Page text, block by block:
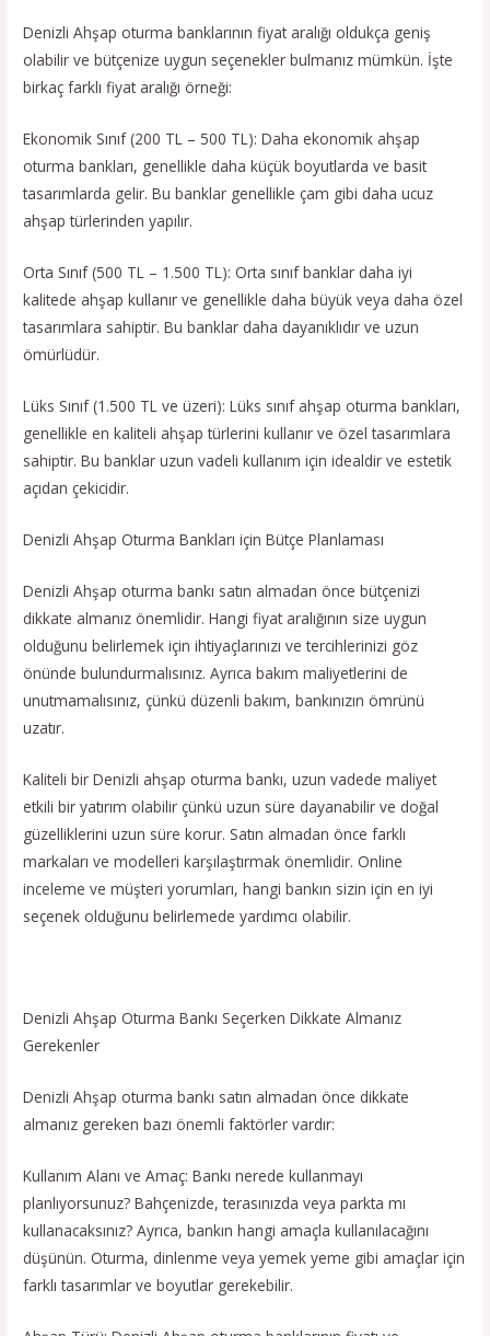
Denizli Ahşap oturma banklarının fiyat aralığı oldukça geniş
olabilir ve bütçenize uygun seçenekler bulmanız mümkün. İşte
birkaç farklı fiyat aralığı örneği:
Ekonomik Sınıf (200 TL – 500 TL): Daha ekonomik ahşap
oturma bankları, genellikle daha küçük boyutlarda ve basit
tasarımlarda gelir. Bu banklar genellikle çam gibi daha ucuz
ahşap türlerinden yapılır.
Orta Sınıf (500 TL – 1.500 TL): Orta sınıf banklar daha iyi
kalitede ahşap kullanır ve genellikle daha büyük veya daha özel
tasarımlara sahiptir. Bu banklar daha dayanıklıdır ve uzun
ömürlüdür.
Lüks Sınıf (1.500 TL ve üzeri): Lüks sınıf ahşap oturma bankları,
genellikle en kaliteli ahşap türlerini kullanır ve özel tasarımlara
sahiptir. Bu banklar uzun vadeli kullanım için idealdir ve estetik
açıdan çekicidir.
Denizli Ahşap Oturma Bankları için Bütçe Planlaması
Denizli Ahşap oturma bankı satın almadan önce bütçenizi
dikkate almanız önemlidir. Hangi fiyat aralığının size uygun
olduğunu belirlemek için ihtiyaçlarınızı ve tercihlerinizi göz
önünde bulundurmalısınız. Ayrıca bakım maliyetlerini de
unutmamalısınız, çünkü düzenli bakım, bankınızın ömrünü
uzatır.
Kaliteli bir Denizli ahşap oturma bankı, uzun vadede maliyet
etkili bir yatırım olabilir çünkü uzun süre dayanabilir ve doğal
güzelliklerini uzun süre korur. Satın almadan önce farklı
markaları ve modelleri karşılaştırmak önemlidir. Online
inceleme ve müşteri yorumları, hangi bankın sizin için en iyi
seçenek olduğunu belirlemede yardımcı olabilir.
Denizli Ahşap Oturma Bankı Seçerken Dikkate Almanız
Gerekenler
Denizli Ahşap oturma bankı satın almadan önce dikkate
almanız gereken bazı önemli faktörler vardır:
Kullanım Alanı ve Amaç: Bankı nerede kullanmayı
planlıyorsunuz? Bahçenizde, terasınızda veya parkta mı
kullanacaksınız? Ayrıca, bankın hangi amaçla kullanılacağını
düşünün. Oturma, dinlenme veya yemek yeme gibi amaçlar için
farklı tasarımlar ve boyutlar gerekebilir.